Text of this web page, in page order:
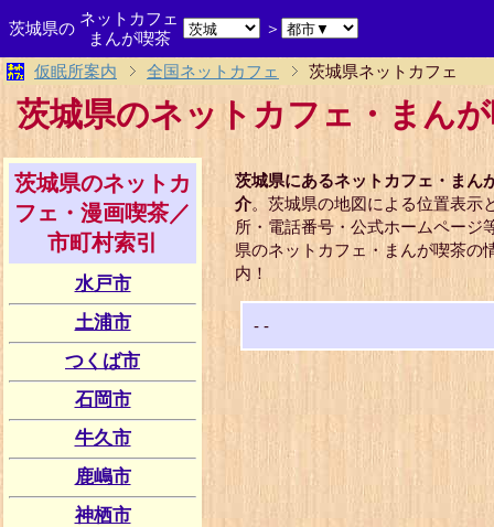
仮眠所案内 全国ネットカフェ 茨城県ネットカフェ
茨城県のネットカフェ・まん
茨城県にあるネットカフェ・まん
介。茨城県の地図による位置表示
所・電話番号・公式ホームページ
県のネットカフェ・まんが喫茶の
内！
- -
茨城県のネットカ
フェ・漫画喫茶／
市町村索引
水戸市
土浦市
つくば市
石岡市
牛久市
鹿嶋市
神栖市
茨城県の
ネットカフェ
まんが喫茶
＞